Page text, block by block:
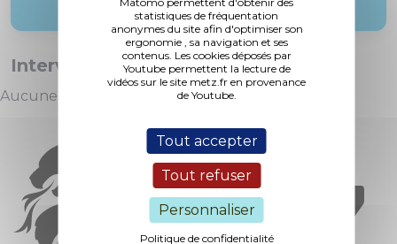
statistiques de fréquentation
anonymes du site afin d'optimiser son
ergonomie , sa navigation et ses
contenus. Les cookies déposés par
Youtube permettent la lecture de
vidéos sur le site metz.fr en provenance
de Youtube.
Tout accepter
Tout refuser
Personnaliser
Politique de confidentialité
Interventions :
Aucune intervention